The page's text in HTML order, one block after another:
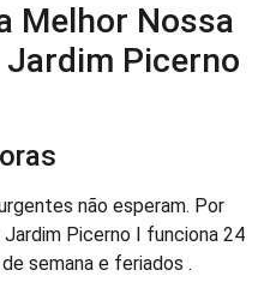
Melhor Nossa
Jardim Picerno
não esperam. Por
Picerno I funciona 24
semana e feriados .